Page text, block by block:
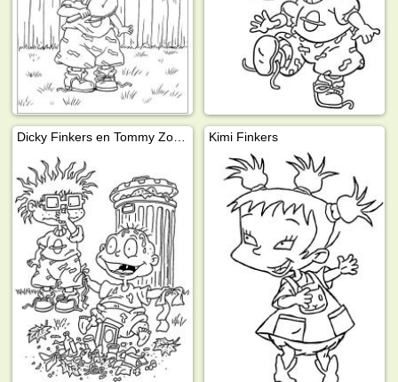
Dicky Finkers en Tommy Zoetzuur Kimi Finkers